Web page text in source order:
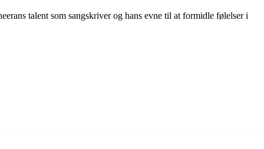
talent som sangskriver og hans evne til at formidle følelser i